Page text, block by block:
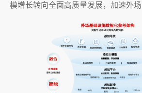
模增长转向全面高质量发展，加速外场